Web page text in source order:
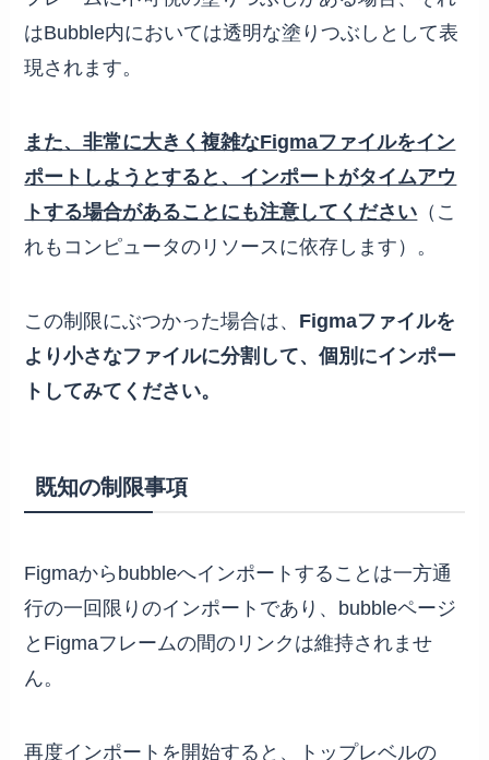
はBubble内においては透明な塗りつぶしとして表
現されます。
また、非常に大きく複雑なFigmaファイルをイン
ポートしようとすると、インポートがタイムアウ
トする場合があることにも注意してください （こ
れもコンピュータのリソースに依存します）。
この制限にぶつかった場合は、 Figmaファイルを
より小さなファイルに分割して、個別にインポー
トしてみてください。
既知の制限事項
Figmaからbubbleへインポートすることは一方通
行の一回限りのインポートであり、bubbleページ
とFigmaフレームの間のリンクは維持されませ
ん。
再度インポートを開始すると、トップレベルの